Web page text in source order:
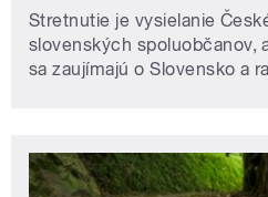
Stretnutie je vysielanie
slovenských spoluobčanov,
sa zaujímajú o Slovensko a